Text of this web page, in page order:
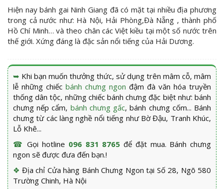
Hiện nay bánh gai Ninh Giang đã có mặt tại nhiều địa phương
trong cả nước như: Hà Nội, Hải Phòng,Đà Nẵng , thành phố
Hồ Chí Minh… và theo chân các Việt kiều tại một số nước trên
thế giới. Xứng đáng là đặc sản nổi tiếng của Hải Dương.
➥ Khi bạn muốn thưởng thức, sử dụng trên mâm cỗ, mâm
lễ những chiếc bánh chưng ngon đậm đà văn hóa truyền
thống dân tộc, những chiếc bánh chưng đặc biệt như: bánh
chưng nếp cẩm, bánh chưng gấc, bánh chưng cốm... Bánh
chưng từ các làng nghề nổi tiếng như Bờ Đậu, Tranh Khúc,
Lỗ Khê...
☎ Gọi hotline 096 831 8765 để đặt mua. Bánh chưng
ngon sẽ được đưa đến bạn.!
❖ Địa chỉ Cửa hàng Bánh Chưng Ngon tại Số 28, Ngõ 580
Trường Chinh, Hà Nội